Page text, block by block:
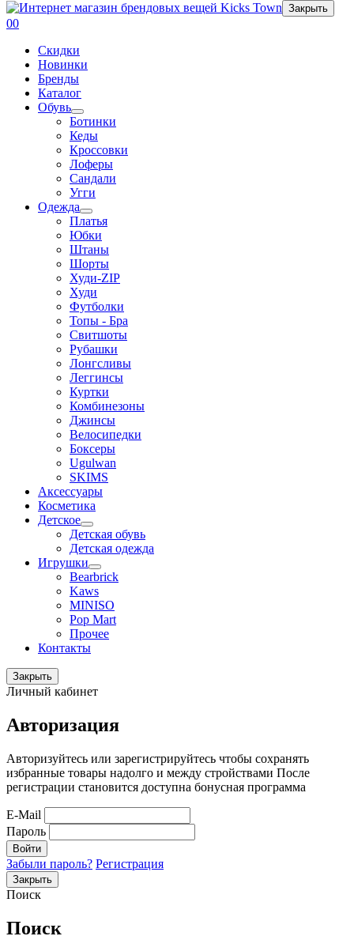
Закрыть
00
Скидки
Новинки
Бренды
Каталог
Обувь
Ботинки
Кеды
Кроссовки
Лоферы
Сандали
Угги
Одежда
Платья
Юбки
Штаны
Шорты
Худи-ZIP
Худи
Футболки
Топы - Бра
Свитшоты
Рубашки
Лонгсливы
Леггинсы
Куртки
Комбинезоны
Джинсы
Велосипедки
Боксеры
Ugulwan
SKIMS
Аксессуары
Косметика
Детское
Детская обувь
Детская одежда
Игрушки
Bearbrick
Kaws
MINISO
Pop Mart
Прочее
Контакты
Закрыть
Личный кабинет
Авторизация
Авторизуйтесь или зарегистрируйтесь чтобы сохранять
избранные товары надолго и между стройствами После
регистрации становится доступна бонусная программа
E-Mail
Пароль
Войти
Забыли пароль? Регистрация
Закрыть
Поиск
Поиск